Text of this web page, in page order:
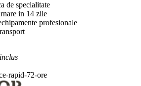
de specialitate
in 14 zile
profesionale